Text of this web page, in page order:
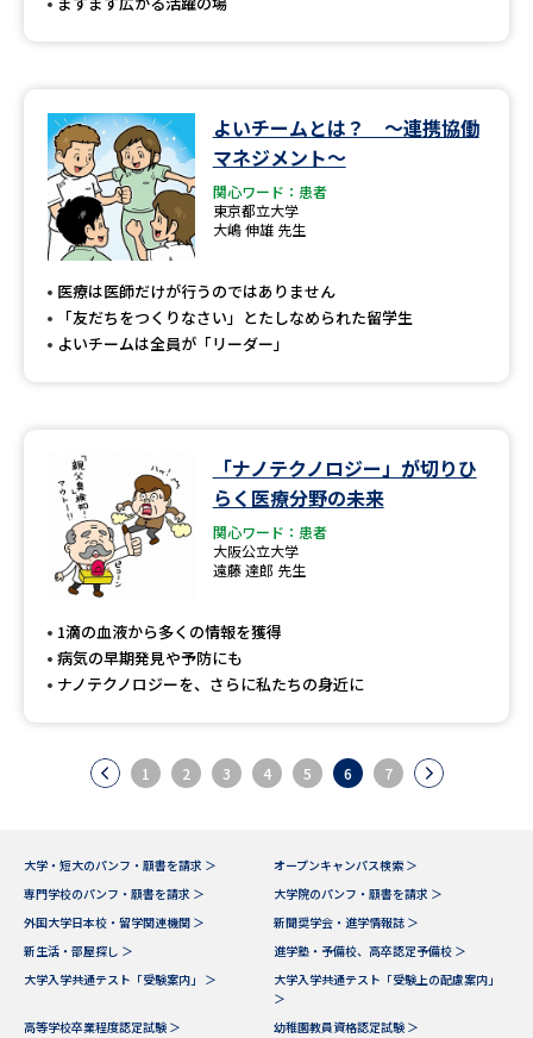
よいチームとは？ ～連携協働
マネジメント～
関心ワード：患者
東京都立大学
大嶋 伸雄 先生
医療は医師だけが行うのではありません
「友だちをつくりなさい」とたしなめられた留学生
よいチームは全員が「リーダー」
「ナノテクノロジー」が切りひ
らく医療分野の未来
関心ワード：患者
大阪公立大学
遠藤 達郎 先生
1滴の血液から多くの情報を獲得
病気の早期発見や予防にも
ナノテクノロジーを、さらに私たちの身近に
1 2 3 4 5 6 7
大学・短大のパンフ・願書を請求 ＞
オープンキャンパス検索 ＞
専門学校のパンフ・願書を請求 ＞
大学院のパンフ・願書を請求 ＞
外国大学日本校・留学関連機関 ＞
新聞奨学会・進学情報誌 ＞
新生活・部屋探し ＞
進学塾・予備校、高卒認定予備校 ＞
大学入学共通テスト「受験案内」 ＞
大学入学共通テスト「受験上の配慮案内」
＞
高等学校卒業程度認定試験 ＞
幼稚園教員資格認定試験 ＞